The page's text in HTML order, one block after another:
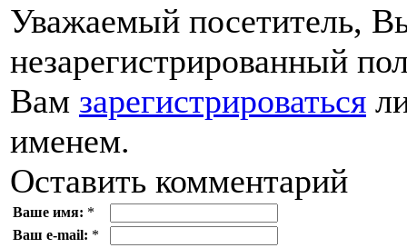
Уважаемый посетитель,
незарегистрированный
Вам зарегистрироваться
именем.
Оставить комментарий
Ваше имя: *
Ваш e-mail: *